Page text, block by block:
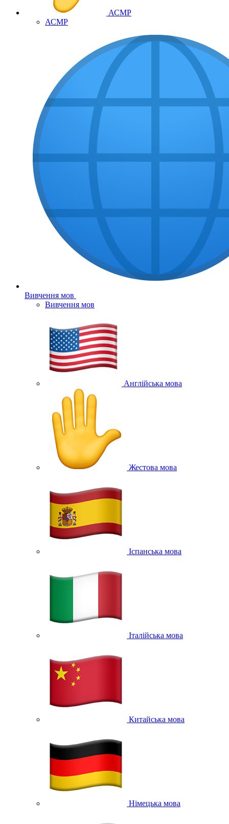
АСМР
АСМР
Вивчення мов
Вивчення мов
Англійська мова
Жестова мова
Іспанська мова
Італійська мова
Китайська мова
Німецька мова